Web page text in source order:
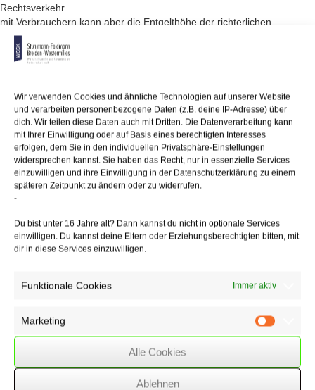
Wir verwenden Cookies und ähnliche Technologien auf unserer Website
und verarbeiten personenbezogene Daten (z.B. deine IP-Adresse) über
dich. Wir teilen diese Daten auch mit Dritten. Die Datenverarbeitung kann
mit Ihrer Einwilligung oder auf Basis eines berechtigten Interesses
erfolgen, dem Sie in den individuellen Privatsphäre-Einstellungen
widersprechen kannst. Sie haben das Recht, nur in essenzielle Services
einzuwilligen und ihre Einwilligung in der Datenschutzerklärung zu einem
späteren Zeitpunkt zu ändern oder zu widerrufen.
-
Du bist unter 16 Jahre alt? Dann kannst du nicht in optionale Services
einwilligen. Du kannst deine Eltern oder Erziehungsberechtigten bitten, mit
dir in diese Services einzuwilligen.
Funktionale Cookies Immer aktiv
Marketing
Alle Cookies
Ablehnen
Rechtsverkehr
mit Verbrauchern kann aber die Entgelthöhe der richterlichen
Inhaltskontrolle
unterliegen.
dass nur
solche Kosten umlagefähig sind, die unmittelbar durch die Nutzung
des Zahlungsmittels
(hier Barzahlung) entstehen (sog. transaktionsbezogene Kosten).
Gemeinkosten,
wie allgemeine Personalkosten und Kosten für Schulungen und
Geräte,
deren Anfall von dem konkreten Nutzungsakt losgelöst sind, sind
nicht umlagefähig.
Überden Autor
Related